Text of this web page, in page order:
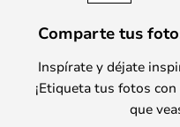
Comparte tus
Inspírate y déjate
¡Etiqueta tus fotos
que